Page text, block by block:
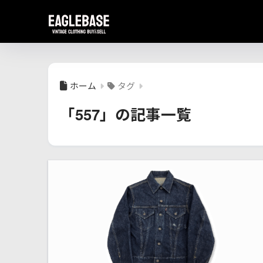
ホーム タグ
「557」の記事一覧